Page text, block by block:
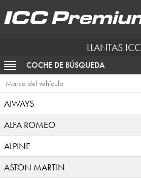
LLANTAS ICC
ACTIVAR NAVEGACIÓN
COCHE DE BÚSQUEDA
Marca del vehículo
AIWAYS
ALFA ROMEO
ALPINE
ASTON MARTIN